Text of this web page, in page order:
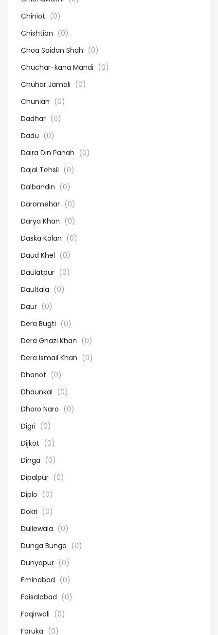
Chiniot (0)
Chishtian (0)
Choa Saidan Shah (0)
Chuchar-kana Mandi (0)
Chuhar Jamali (0)
Chunian (0)
Dadhar (0)
Dadu (0)
Daira Din Panah (0)
Dajal Tehsil (0)
Dalbandin (0)
Daromehar (0)
Darya Khan (0)
Daska Kalan (0)
Daud Khel (0)
Daulatpur (0)
Daultala (0)
Daur (0)
Dera Bugti (0)
Dera Ghazi Khan (0)
Dera Ismail Khan (0)
Dhanot (0)
Dhaunkal (0)
Dhoro Naro (0)
Digri (0)
Dijkot (0)
Dinga (0)
Dipalpur (0)
Diplo (0)
Dokri (0)
Dullewala (0)
Dunga Bunga (0)
Dunyapur (0)
Eminabad (0)
Faisalabad (0)
Faqirwali (0)
Faruka (0)